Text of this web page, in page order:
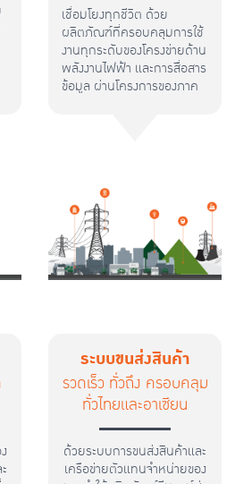
เชื่อมโยงทุกชีวิต ด้วย
ผลิตภัณฑ์ที่ครอบคลุมการใช้
งานทุกระดับของโครงข่ายด้าน
พลังงานไฟฟ้า และการสื่อสาร
ข้อมูล ผ่านโครงการของภาค
โครงข่ายระบบการ
สื่อสารข้อมูล
ระบบขนส่งสินค้า
รวดเร็ว ทั่วถึง ครอบคลุม
ทั่วไทยและอาเซียน
ด้วยระบบการขนส่งสินค้าและ
เครือข่ายตัวแทนจำหน่ายของ